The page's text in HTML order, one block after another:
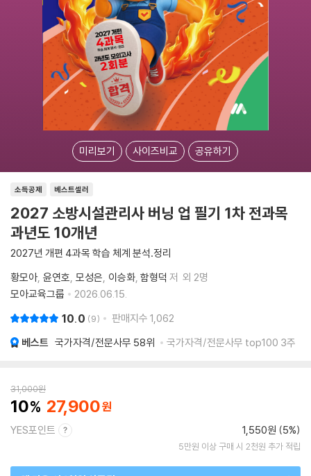
미리보기 사이즈비교 공유하기
소득공제 베스트셀러
2027 소방시설관리사 버닝 업 필기 1차 전과목
과년도 10개년
2027년 개편 4과목 학습 체계 분석․정리
황모아 윤연호 모성은 이승화 함형덕 저 외 2명
모아교육그룹
2026.06.15.
10.0 9 판매지수 1,062
베스트 국가자격/전문사무 58위 국가자격/전문사무 top100 3주
31,000원
10 27,900
YES포인트 1,550원 (5%)
5만원 이상 구매 시 2천원 추가 적립